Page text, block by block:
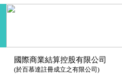
國際商業結算控股有限公司
(於百慕達註冊成立之有限公司)